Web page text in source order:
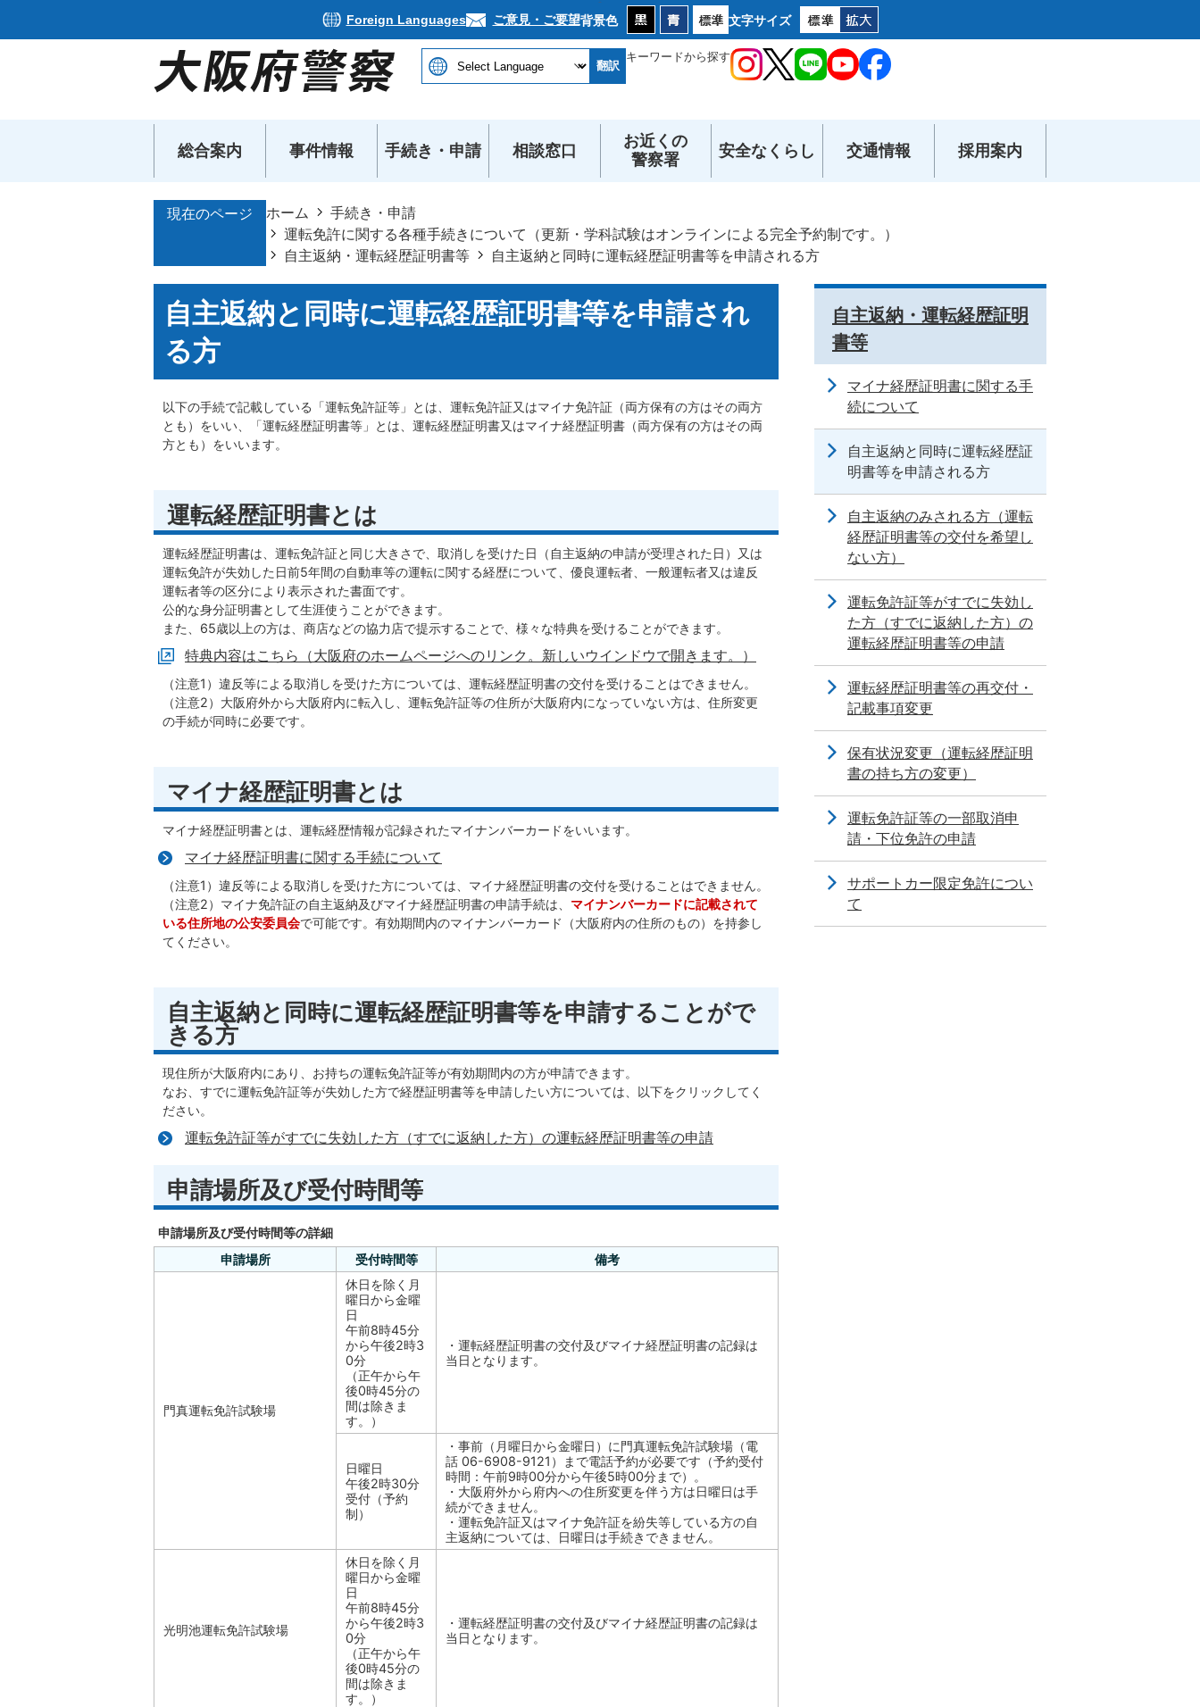
Foreign Languages ご意見・ご要望背景色 文字サイズ
翻訳
キーワードから探す
総合案内 事件情報 手続き・申請 相談窓口
お近くの
警察署
安全なくらし 交通情報 採用案内
現在のページ ホーム
手続き・申請
運転免許に関する各種手続きについて（更新・学科試験はオンラインによる完全予約制です。）
自主返納・運転経歴証明書等
自主返納と同時に運転経歴証明書等を申請される方
自主返納と同時に運転経歴証明書等を申請され
る方
以下の手続で記載している「運転免許証等」とは、運転免許証又はマイナ免許証（両方保有の方はその両方
とも）をいい、「運転経歴証明書等」とは、運転経歴証明書又はマイナ経歴証明書（両方保有の方はその両
方とも）をいいます。
運転経歴証明書とは
運転経歴証明書は、運転免許証と同じ大きさで、取消しを受けた日（自主返納の申請が受理された日）又は
運転免許が失効した日前5年間の自動車等の運転に関する経歴について、優良運転者、一般運転者又は違反
運転者等の区分により表示された書面です。
公的な身分証明書として生涯使うことができます。
また、65歳以上の方は、商店などの協力店で提示することで、様々な特典を受けることができます。
特典内容はこちら（大阪府のホームページへのリンク。新しいウインドウで開きます。）
（注意1）違反等による取消しを受けた方については、運転経歴証明書の交付を受けることはできません。
（注意2）大阪府外から大阪府内に転入し、運転免許証等の住所が大阪府内になっていない方は、住所変更
の手続が同時に必要です。
マイナ経歴証明書とは
マイナ経歴証明書とは、運転経歴情報が記録されたマイナンバーカードをいいます。
マイナ経歴証明書に関する手続について
（注意1）違反等による取消しを受けた方については、マイナ経歴証明書の交付を受けることはできません。
（注意2）マイナ免許証の自主返納及びマイナ経歴証明書の申請手続は、 マイナンバーカードに記載されて
いる住所地の公安委員会で可能です。有効期間内のマイナンバーカード（大阪府内の住所のもの）を持参し
てください。
自主返納と同時に運転経歴証明書等を申請することがで
きる方
現住所が大阪府内にあり、お持ちの運転免許証等が有効期間内の方が申請できます。
なお、すでに運転免許証等が失効した方で経歴証明書等を申請したい方については、以下をクリックしてく
ださい。
運転免許証等がすでに失効した方（すでに返納した方）の運転経歴証明書等の申請
申請場所及び受付時間等
申請場所及び受付時間等の詳細
申請場所
受付時間等 備考
門真運転免許試験場
休日を除く月
曜日から金曜
日
午前8時45分
から午後2時3
0分
（正午から午
後0時45分の
間は除きま
す。）
・運転経歴証明書の交付及びマイナ経歴証明書の記録は
当日となります。
日曜日
午後2時30分
受付（予約
制）
・事前（月曜日から金曜日）に門真運転免許試験場（電
話 06-6908-9121）まで電話予約が必要です（予約受付
時間：午前9時00分から午後5時00分まで）。
・大阪府外から府内への住所変更を伴う方は日曜日は手
続ができません。
・運転免許証又はマイナ免許証を紛失等している方の自
主返納については、日曜日は手続きできません。
光明池運転免許試験場
休日を除く月
曜日から金曜
日
午前8時45分
から午後2時3
0分
（正午から午
後0時45分の
間は除きま
す。）
・運転経歴証明書の交付及びマイナ経歴証明書の記録は
当日となります。
自主返納・運転経歴証明
書等
マイナ経歴証明書に関する手
続について
自主返納と同時に運転経歴証
明書等を申請される方
自主返納のみされる方（運転
経歴証明書等の交付を希望し
ない方）
運転免許証等がすでに失効し
た方（すでに返納した方）の
運転経歴証明書等の申請
運転経歴証明書等の再交付・
記載事項変更
保有状況変更（運転経歴証明
書の持ち方の変更）
運転免許証等の一部取消申
請・下位免許の申請
サポートカー限定免許につい
て